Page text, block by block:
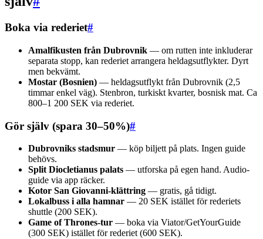
Boka via rederiet#
Amalfikusten från Dubrovnik — om rutten inte inkluderar
separata stopp, kan rederiet arrangera heldagsutflykter. Dyrt
men bekvämt.
Mostar (Bosnien) — heldagsutflykt från Dubrovnik (2,5
timmar enkel väg). Stenbron, turkiskt kvarter, bosnisk mat. Ca
800–1 200 SEK via rederiet.
Gör själv (spara 30–50%)#
Dubrovniks stadsmur — köp biljett på plats. Ingen guide
behövs.
Split Diocletianus palats — utforska på egen hand. Audio-
guide via app räcker.
Kotor San Giovanni-klättring — gratis, gå tidigt.
Lokalbuss i alla hamnar — 20 SEK istället för rederiets
shuttle (200 SEK).
Game of Thrones-tur — boka via Viator/GetYourGuide
(300 SEK) istället för rederiet (600 SEK).